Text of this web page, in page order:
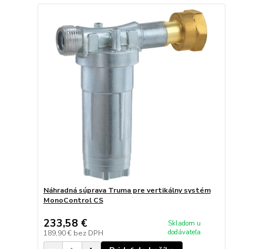
Náhradná súprava Truma pre vertikálny systém
MonoControl CS
233,58 €
189,90 € bez DPH
Skladom u
dodávateľa